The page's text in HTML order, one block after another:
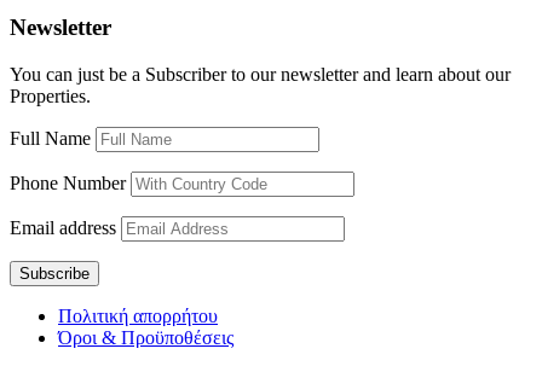
Newsletter
You can just be a Subscriber to our newsletter and learn about our
Properties.
Full Name
Phone Number
Email address
Πολιτική απορρήτου
Όροι & Προϋποθέσεις